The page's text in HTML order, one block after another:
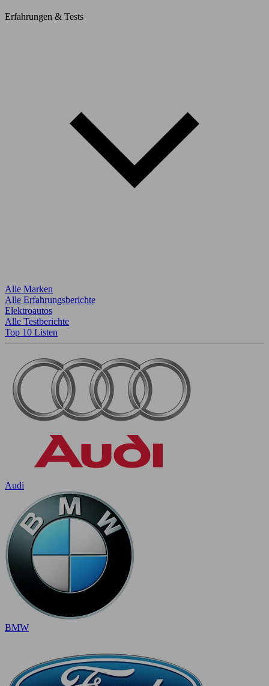
Erfahrungen & Tests
Alle Marken
Alle Erfahrungsberichte
Elektroautos
Alle Testberichte
Top 10 Listen
Audi
BMW